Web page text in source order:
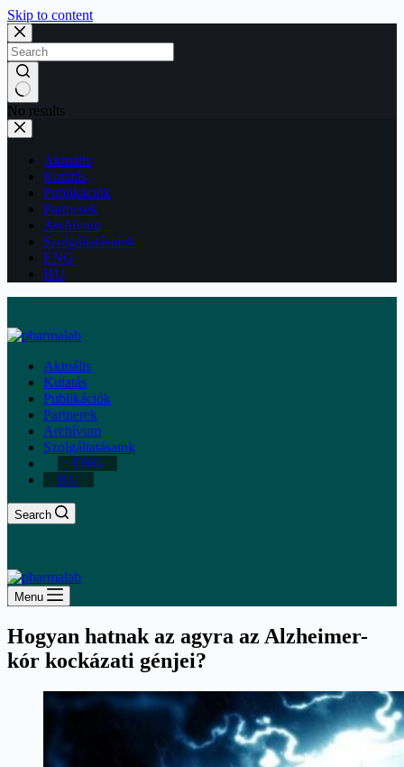
Skip to content
No results
Aktuális
Kutatás
Publikációk
Partnerek
Archívum
Szolgáltatásaink
ENG
HU
Aktuális
Kutatás
Publikációk
Partnerek
Archívum
Szolgáltatásaink
ENG
HU
Search
Menu
Hogyan hatnak az agyra az Alzheimer-
kór kockázati génjei?